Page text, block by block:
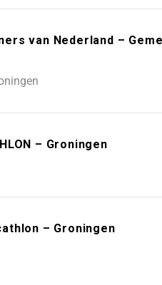
van Nederland –
– Groningen
– Groningen